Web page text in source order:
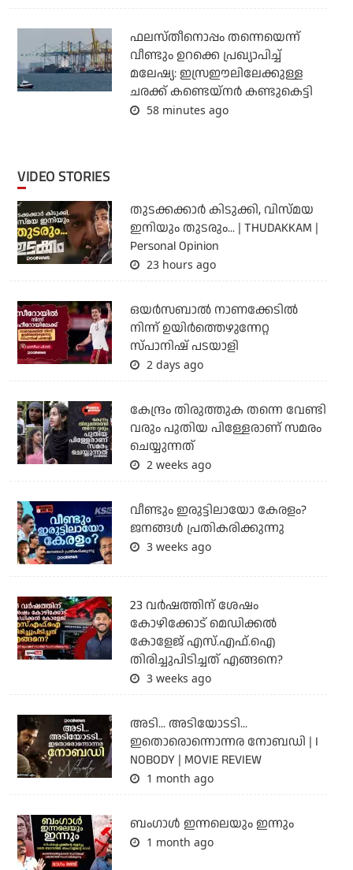
ഫലസ്തീനൊപ്പം തന്നെയെന്ന്
വീണ്ടും ഉറക്കെ പ്രഖ്യാപിച്ച്
മലേഷ്യ: ഇസ്രഈലിലേക്കുള്ള
ചരക്ക് കണ്ടെയ്‌നര്‍ കണ്ടുകെട്ടി
58 minutes ago
VIDEO STORIES
തുടക്കക്കാര്‍ കിടുക്കി, വിസ്മയ
ഇനിയും തുടരും... | THUDAKKAM |
Personal Opinion
23 hours ago
ഒയര്‍സബാൽ നാണക്കേടിൽ
നിന്ന് ഉയിർത്തെഴുന്നേറ്റ
സ്പാനിഷ് പടയാളി
2 days ago
കേന്ദ്രം തിരുത്തുക തന്നെ വേണ്ടി
വരും പുതിയ പിള്ളേരാണ് സമരം
ചെയ്യുന്നത്
2 weeks ago
വീണ്ടും ഇരുട്ടിലായോ കേരളം?
ജനങ്ങൾ പ്രതികരിക്കുന്നു
3 weeks ago
23 വർഷത്തിന് ശേഷം
കോഴിക്കോട് മെഡിക്കൽ
കോളേജ് എസ്.എഫ്.ഐ
തിരിച്ചുപിടിച്ചത് എങ്ങനെ?
3 weeks ago
അടി... അടിയോടടി...
ഇതൊരൊന്നൊന്നര നോബഡി | I
NOBODY | MOVIE REVIEW
1 month ago
ബംഗാള്‍ ഇന്നലെയും ഇന്നും
1 month ago